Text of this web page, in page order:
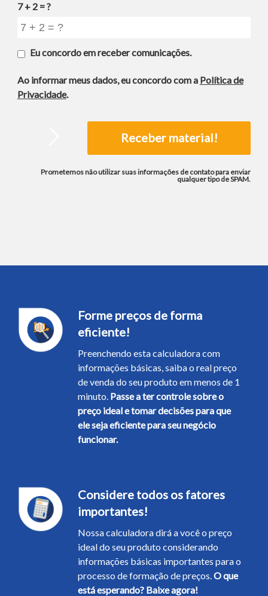
7 + 2 = ?
Eu concordo em receber comunicações.
Ao informar meus dados, eu concordo com a Política de
Privacidade.
Prometemos não utilizar suas informações de contato para enviar
qualquer tipo de SPAM.
Forme preços de forma
eficiente!
Preenchendo esta calculadora com
informações básicas, saiba o real preço
de venda do seu produto em menos de 1
minuto.Passe a ter controle sobre o
preço ideal e tomar decisões para que
ele seja eficiente para seu negócio
funcionar.
Considere todos os fatores
importantes!
Nossa calculadora dirá a você o preço
ideal do seu produto considerando
informações básicas importantes para o
processo de formação de preços.O que
está esperando? Baixe agora!